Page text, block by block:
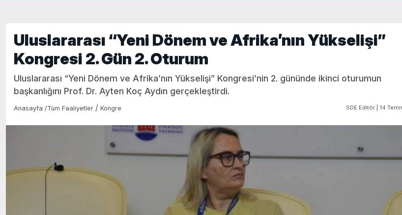
Uluslararası “Yeni Dönem ve Afrika’nın Yükselişi”
Kongresi 2. Gün 2. Oturum
Uluslararası “Yeni Dönem ve Afrika’nın Yükselişi” Kongresi’nin 2. gününde ikinci oturumun
başkanlığını Prof. Dr. Ayten Koç Aydın gerçekleştirdi.
Anasayfa /Tüm Faaliyetler / Kongre SDE Editör | 14